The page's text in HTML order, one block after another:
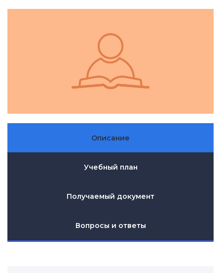
Описание
Учебный план
Получаемый документ
Вопросы и ответы